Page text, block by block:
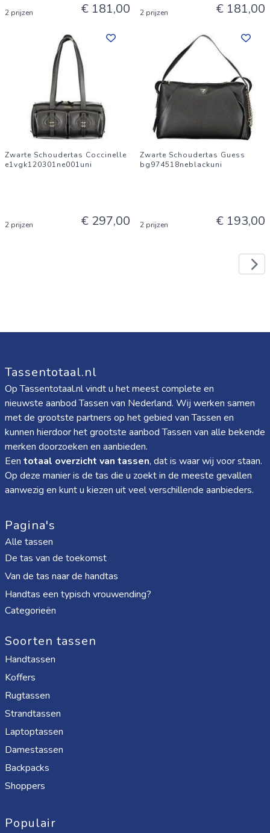
2 prijzen € 181,00 2 prijzen € 181,00
Zwarte Schoudertas Coccinelle
e1vgk120301ne001uni
2 prijzen € 297,00
Zwarte Schoudertas Guess
bg974518neblackuni
2 prijzen € 193,00
Tassentotaal.nl
Op Tassentotaal.nl vindt u het meest complete en
nieuwste aanbod Tassen van Nederland. Wij werken samen
met de grootste partners op het gebied van Tassen en
kunnen hierdoor het grootste aanbod Tassen van alle bekende
merken doorzoeken en aanbieden.
Een totaal overzicht van tassen, dat is waar wij voor staan.
Op deze manier is de tas die u zoekt in de meeste gevallen
aanwezig en kunt u kiezen uit veel verschillende aanbieders.
Pagina's
Alle tassen
De tas van de toekomst
Van de tas naar de handtas
Handtas een typisch vrouwending?
Categorieën
Soorten tassen
Handtassen
Koffers
Rugtassen
Strandtassen
Laptoptassen
Damestassen
Backpacks
Shoppers
Populair